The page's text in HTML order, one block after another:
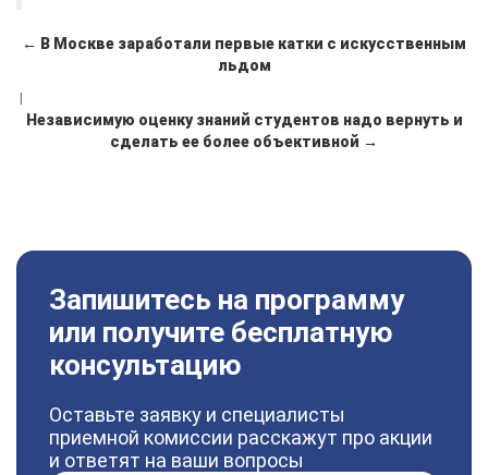
← В Москве заработали первые катки с искусственным
льдом
Независимую оценку знаний студентов надо вернуть и
сделать ее более объективной →
Запишитесь на программу
или получите бесплатную
консультацию
Оставьте заявку и специалисты
приемной комиссии расскажут про акции
и ответят на ваши вопросы